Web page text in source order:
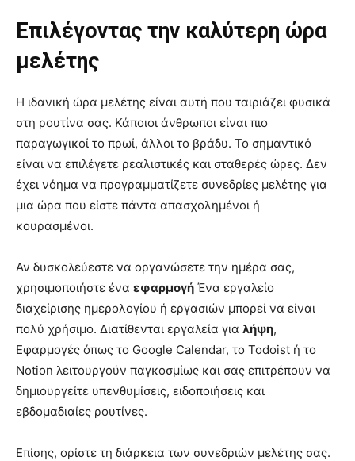
Επιλέγοντας την καλύτερη ώρα
μελέτης
Η ιδανική ώρα μελέτης είναι αυτή που ταιριάζει φυσικά
στη ρουτίνα σας. Κάποιοι άνθρωποι είναι πιο
παραγωγικοί το πρωί, άλλοι το βράδυ. Το σημαντικό
είναι να επιλέγετε ρεαλιστικές και σταθερές ώρες. Δεν
έχει νόημα να προγραμματίζετε συνεδρίες μελέτης για
μια ώρα που είστε πάντα απασχολημένοι ή
κουρασμένοι.
Αν δυσκολεύεστε να οργανώσετε την ημέρα σας,
χρησιμοποιήστε ένα εφαρμογή Ένα εργαλείο
διαχείρισης ημερολογίου ή εργασιών μπορεί να είναι
πολύ χρήσιμο. Διατίθενται εργαλεία για λήψη,
Εφαρμογές όπως το Google Calendar, το Todoist ή το
Notion λειτουργούν παγκοσμίως και σας επιτρέπουν να
δημιουργείτε υπενθυμίσεις, ειδοποιήσεις και
εβδομαδιαίες ρουτίνες.
Επίσης, ορίστε τη διάρκεια των συνεδριών μελέτης σας.